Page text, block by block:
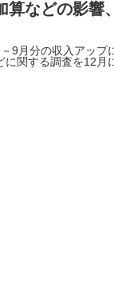
算などの影響
9月分の収入アップ
に関する調査を12